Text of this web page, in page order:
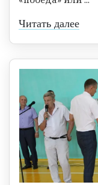
Читать далее